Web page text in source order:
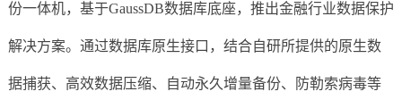
份一体机，基于GaussDB数据库底座，推出金融行业数据保护
解决方案。通过数据库原生接口，结合自研所提供的原生数
据捕获、高效数据压缩、自动永久增量备份、防勒索病毒等